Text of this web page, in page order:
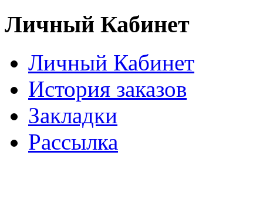
Личный Кабинет
Личный Кабинет
История заказов
Закладки
Рассылка